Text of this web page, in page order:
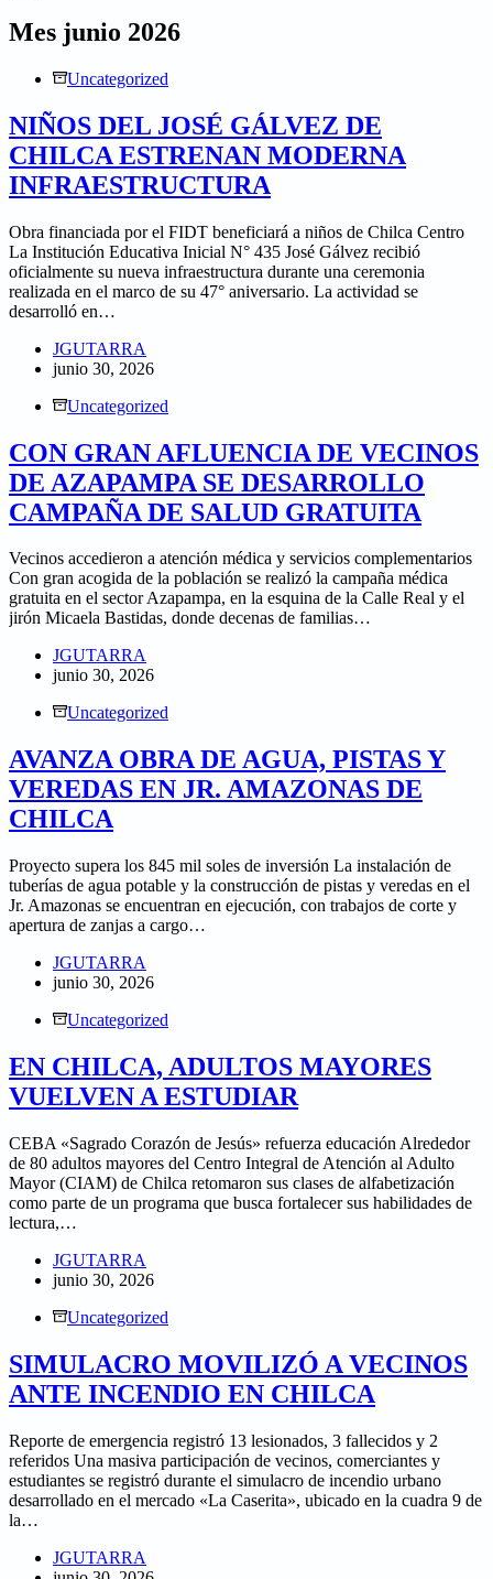
Mes junio 2026
Uncategorized
NIÑOS DEL JOSÉ GÁLVEZ DE
CHILCA ESTRENAN MODERNA
INFRAESTRUCTURA
Obra financiada por el FIDT beneficiará a niños de Chilca Centro
La Institución Educativa Inicial N° 435 José Gálvez recibió
oficialmente su nueva infraestructura durante una ceremonia
realizada en el marco de su 47° aniversario. La actividad se
desarrolló en…
JGUTARRA
junio 30, 2026
Uncategorized
CON GRAN AFLUENCIA DE VECINOS
DE AZAPAMPA SE DESARROLLO
CAMPAÑA DE SALUD GRATUITA
Vecinos accedieron a atención médica y servicios complementarios
Con gran acogida de la población se realizó la campaña médica
gratuita en el sector Azapampa, en la esquina de la Calle Real y el
jirón Micaela Bastidas, donde decenas de familias…
JGUTARRA
junio 30, 2026
Uncategorized
AVANZA OBRA DE AGUA, PISTAS Y
VEREDAS EN JR. AMAZONAS DE
CHILCA
Proyecto supera los 845 mil soles de inversión La instalación de
tuberías de agua potable y la construcción de pistas y veredas en el
Jr. Amazonas se encuentran en ejecución, con trabajos de corte y
apertura de zanjas a cargo…
JGUTARRA
junio 30, 2026
Uncategorized
EN CHILCA, ADULTOS MAYORES
VUELVEN A ESTUDIAR
CEBA «Sagrado Corazón de Jesús» refuerza educación Alrededor
de 80 adultos mayores del Centro Integral de Atención al Adulto
Mayor (CIAM) de Chilca retomaron sus clases de alfabetización
como parte de un programa que busca fortalecer sus habilidades de
lectura,…
JGUTARRA
junio 30, 2026
Uncategorized
SIMULACRO MOVILIZÓ A VECINOS
ANTE INCENDIO EN CHILCA
Reporte de emergencia registró 13 lesionados, 3 fallecidos y 2
referidos Una masiva participación de vecinos, comerciantes y
estudiantes se registró durante el simulacro de incendio urbano
desarrollado en el mercado «La Caserita», ubicado en la cuadra 9 de
la…
JGUTARRA